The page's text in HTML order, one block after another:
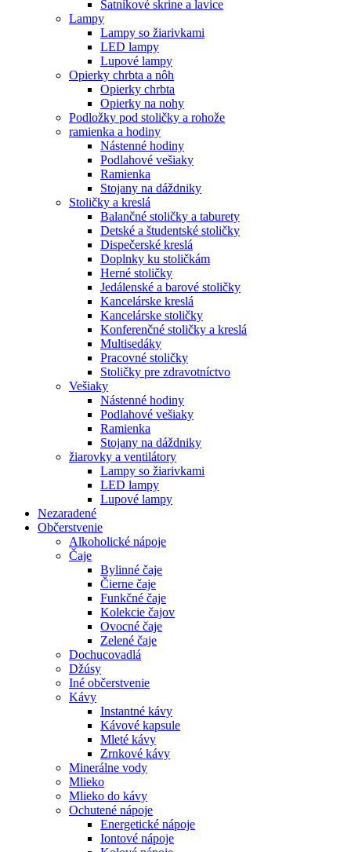
Šatníkové skrine a lavice
Lampy
Lampy so žiarivkami
LED lampy
Lupové lampy
Opierky chrbta a nôh
Opierky chrbta
Opierky na nohy
Podložky pod stoličky a rohože
ramienka a hodiny
Nástenné hodiny
Podlahové vešiaky
Ramienka
Stojany na dáždniky
Stoličky a kreslá
Balančné stoličky a taburety
Detské a študentské stoličky
Dispečerské kreslá
Doplnky ku stoličkám
Herné stoličky
Jedálenské a barové stoličky
Kancelárske kreslá
Kancelárske stoličky
Konferenčné stoličky a kreslá
Multisedáky
Pracovné stoličky
Stoličky pre zdravotníctvo
Vešiaky
Nástenné hodiny
Podlahové vešiaky
Ramienka
Stojany na dáždniky
žiarovky a ventilátory
Lampy so žiarivkami
LED lampy
Lupové lampy
Nezaradené
Občerstvenie
Alkoholické nápoje
Čaje
Bylinné čaje
Čierne čaje
Funkčné čaje
Kolekcie čajov
Ovocné čaje
Zelené čaje
Dochucovadlá
Džúsy
Iné občerstvenie
Kávy
Instantné kávy
Kávové kapsule
Mleté kávy
Zrnkové kávy
Minerálne vody
Mlieko
Mlieko do kávy
Ochutené nápoje
Energetické nápoje
Iontové nápoje